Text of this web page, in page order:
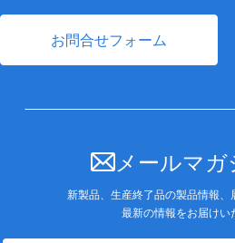
お問合せフォーム
メールマガ
新製品、生産終了品の製品情報、
最新の情報をお届けい